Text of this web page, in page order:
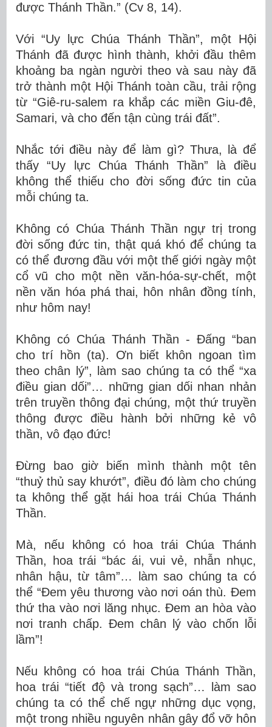
được Thánh Thần.” (Cv 8, 14).
Với “Uy lực Chúa Thánh Thần”, một Hội
Thánh đã được hình thành, khởi đầu thêm
khoảng ba ngàn người theo và sau này đã
trở thành một Hội Thánh toàn cầu, trải rộng
từ “Giê-ru-salem ra khắp các miền Giu-đê,
Samari, và cho đến tận cùng trái đất”.
Nhắc tới điều này để làm gì? Thưa, là để
thấy “Uy lực Chúa Thánh Thần” là điều
không thể thiếu cho đời sống đức tin của
mỗi chúng ta.
Không có Chúa Thánh Thần ngự trị trong
đời sống đức tin, thật quá khó để chúng ta
có thể đương đầu với một thế giới ngày một
cổ vũ cho một nền văn-hóa-sự-chết, một
nền văn hóa phá thai, hôn nhân đồng tính,
như hôm nay!
Không có Chúa Thánh Thần - Đấng “ban
cho trí hồn (ta). Ơn biết khôn ngoan tìm
theo chân lý”, làm sao chúng ta có thể “xa
điều gian dối”… những gian dối nhan nhản
trên truyền thông đại chúng, một thứ truyền
thông được điều hành bởi những kẻ vô
thần, vô đạo đức!
Đừng bao giờ biến mình thành một tên
“thuỷ thủ say khướt”, điều đó làm cho chúng
ta không thể gặt hái hoa trái Chúa Thánh
Thần.
Mà, nếu không có hoa trái Chúa Thánh
Thần, hoa trái “bác ái, vui vẻ, nhẫn nhục,
nhân hậu, từ tâm”… làm sao chúng ta có
thể “Đem yêu thương vào nơi oán thù. Đem
thứ tha vào nơi lăng nhục. Đem an hòa vào
nơi tranh chấp. Đem chân lý vào chốn lỗi
lầm”!
Nếu không có hoa trái Chúa Thánh Thần,
hoa trái “tiết độ và trong sạch”… làm sao
chúng ta có thể chế ngự những dục vọng,
một trong nhiều nguyên nhân gây đổ vỡ hôn